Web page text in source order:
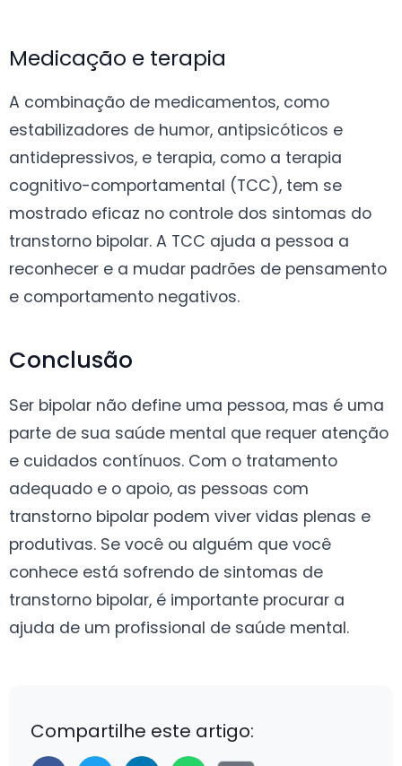
Medicação e terapia
A combinação de medicamentos, como
estabilizadores de humor, antipsicóticos e
antidepressivos, e terapia, como a terapia
cognitivo-comportamental (TCC), tem se
mostrado eficaz no controle dos sintomas do
transtorno bipolar. A TCC ajuda a pessoa a
reconhecer e a mudar padrões de pensamento
e comportamento negativos.
Conclusão
Ser bipolar não define uma pessoa, mas é uma
parte de sua saúde mental que requer atenção
e cuidados contínuos. Com o tratamento
adequado e o apoio, as pessoas com
transtorno bipolar podem viver vidas plenas e
produtivas. Se você ou alguém que você
conhece está sofrendo de sintomas de
transtorno bipolar, é importante procurar a
ajuda de um profissional de saúde mental.
Compartilhe este artigo: